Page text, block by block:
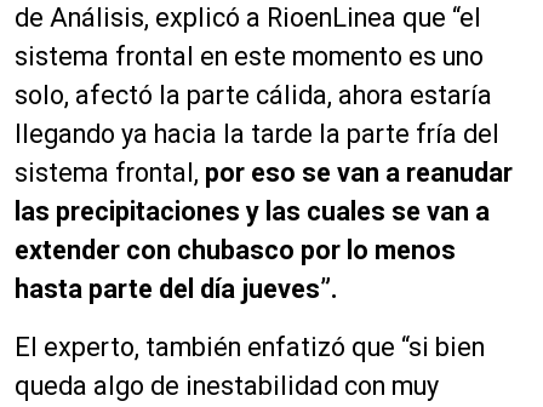
de Análisis, explicó a RioenLinea que “el
sistema frontal en este momento es uno
solo, afectó la parte cálida, ahora estaría
llegando ya hacia la tarde la parte fría del
sistema frontal, por eso se van a reanudar
las precipitaciones y las cuales se van a
extender con chubasco por lo menos
hasta parte del día jueves”.
El experto, también enfatizó que “si bien
queda algo de inestabilidad con muy